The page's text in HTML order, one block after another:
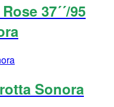
37´´/95
Sonora